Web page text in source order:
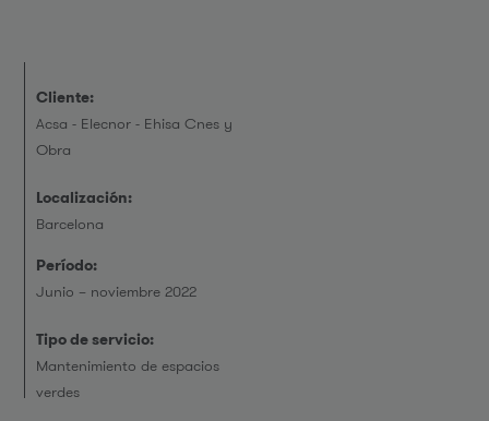
Cliente:
Acsa - Elecnor - Ehisa Cnes y
Obra
Localización:
Barcelona
Período:
Junio – noviembre 2022
Tipo de servicio:
Mantenimiento de espacios
verdes